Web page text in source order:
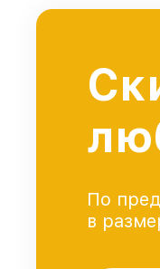
По
в